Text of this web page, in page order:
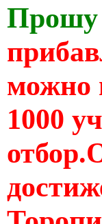
Прошу
можно
1000